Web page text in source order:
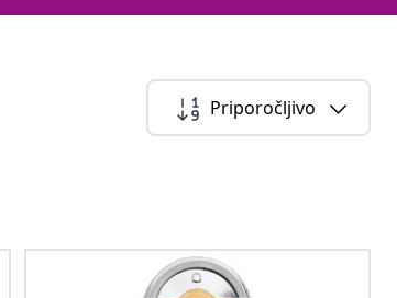
Priporočljivo